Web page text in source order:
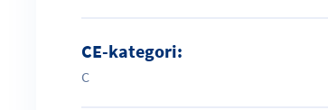
CE-kategori:
C